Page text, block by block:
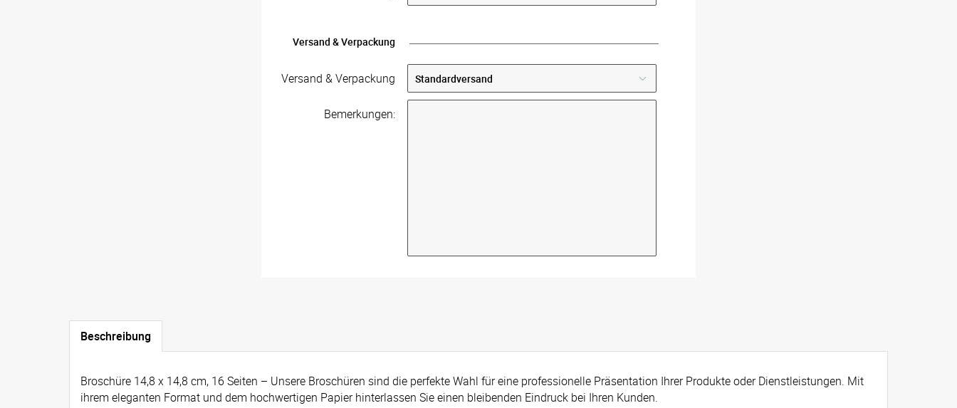
Versand & Verpackung
Versand & Verpackung
Bemerkungen:
Beschreibung
Broschüre 14,8 x 14,8 cm, 16 Seiten – Unsere Broschüren sind die perfekte Wahl für eine professionelle Präsentation Ihrer Produkte oder Dienstleistungen. Mit
ihrem eleganten Format und dem hochwertigen Papier hinterlassen Sie einen bleibenden Eindruck bei Ihren Kunden.